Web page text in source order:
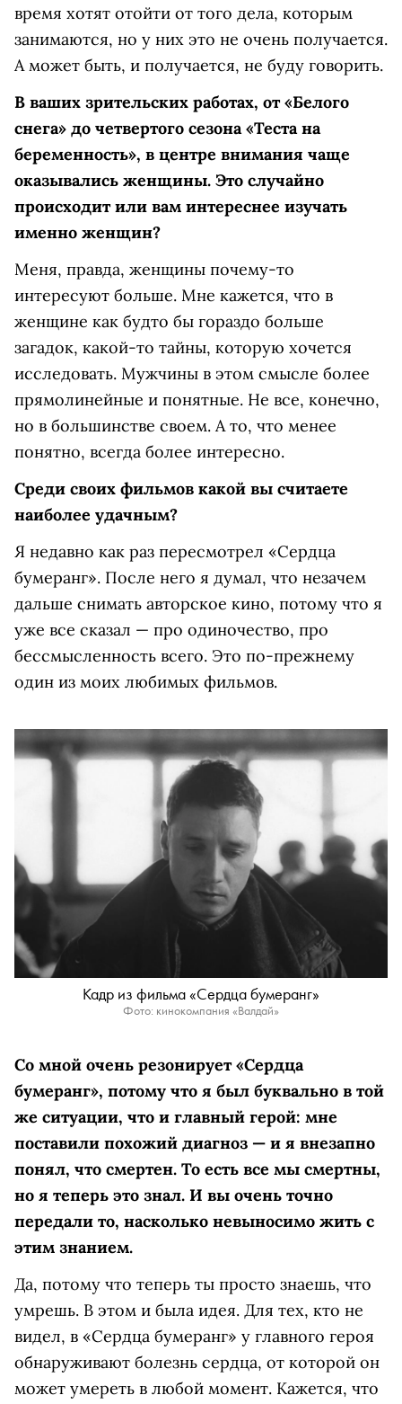
время хотят отойти от того дела, которым
занимаются, но у них это не очень получается.
А может быть, и получается, не буду говорить.
В ваших зрительских работах, от «Белого
снега» до четвертого сезона «Теста на
беременность», в центре внимания чаще
оказывались женщины. Это случайно
происходит или вам интереснее изучать
именно женщин?
Меня, правда, женщины почему-то
интересуют больше. Мне кажется, что в
женщине как будто бы гораздо больше
загадок, какой-то тайны, которую хочется
исследовать. Мужчины в этом смысле более
прямолинейные и понятные. Не все, конечно,
но в большинстве своем. А то, что менее
понятно, всегда более интересно.
Среди своих фильмов какой вы считаете
наиболее удачным?
Я недавно как раз пересмотрел «Сердца
бумеранг». После него я думал, что незачем
дальше снимать авторское кино, потому что я
уже все сказал — про одиночество, про
бессмысленность всего. Это по-прежнему
один из моих любимых фильмов.
Кадр из фильма «Сердца бумеранг»
Фото: кинокомпания «Валдай»
Со мной очень резонирует «Сердца
бумеранг», потому что я был буквально в той
же ситуации, что и главный герой: мне
поставили похожий диагноз — и я внезапно
понял, что смертен. То есть все мы смертны,
но я теперь это знал. И вы очень точно
передали то, насколько невыносимо жить с
этим знанием.
Да, потому что теперь ты просто знаешь, что
умрешь. В этом и была идея. Для тех, кто не
видел, в «Сердца бумеранг» у главного героя
обнаруживают болезнь сердца, от которой он
может умереть в любой момент. Кажется, что